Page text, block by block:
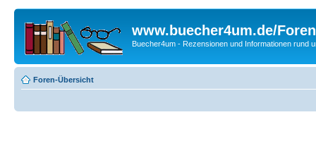
www.buecher4um.de/Foren
Buecher4um - Rezensionen und Informationen rund
Foren-Übersicht